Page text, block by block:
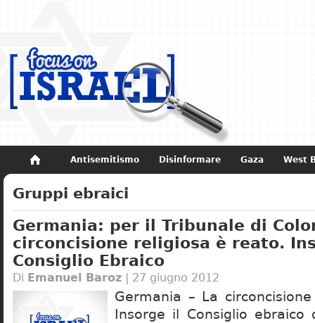
Antisemitismo Disinformare Gaza West
Non dimenticare Storia di Israele
Gruppi ebraici
Germania: per il Tribunale di
circoncisione religiosa è reato.
Consiglio Ebraico
Di Emanuel Baroz | 27 giugno 2012
Germania – La
Insorge il Consiglio ebraico